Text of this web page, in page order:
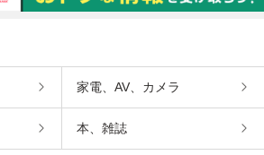
家電、AV、カメラ
本、雑誌